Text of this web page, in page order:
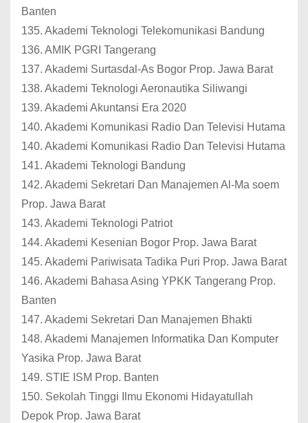
Banten
135. Akademi Teknologi Telekomunikasi Bandung
136. AMIK PGRI Tangerang
137. Akademi Surtasdal-As Bogor Prop. Jawa Barat
138. Akademi Teknologi Aeronautika Siliwangi
139. Akademi Akuntansi Era 2020
140. Akademi Komunikasi Radio Dan Televisi Hutama
140. Akademi Komunikasi Radio Dan Televisi Hutama
141. Akademi Teknologi Bandung
142. Akademi Sekretari Dan Manajemen Al-Ma soem
Prop. Jawa Barat
143. Akademi Teknologi Patriot
144. Akademi Kesenian Bogor Prop. Jawa Barat
145. Akademi Pariwisata Tadika Puri Prop. Jawa Barat
146. Akademi Bahasa Asing YPKK Tangerang Prop.
Banten
147. Akademi Sekretari Dan Manajemen Bhakti
148. Akademi Manajemen Informatika Dan Komputer
Yasika Prop. Jawa Barat
149. STIE ISM Prop. Banten
150. Sekolah Tinggi Ilmu Ekonomi Hidayatullah
Depok Prop. Jawa Barat